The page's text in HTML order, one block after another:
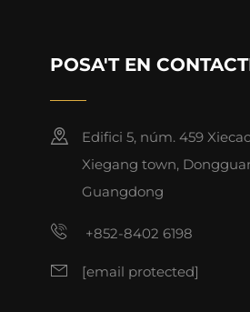
POSA'T EN
Edifici 5, núm. 459
Xiegang town,
Guangdong
+852-8402 6198
[email protected]